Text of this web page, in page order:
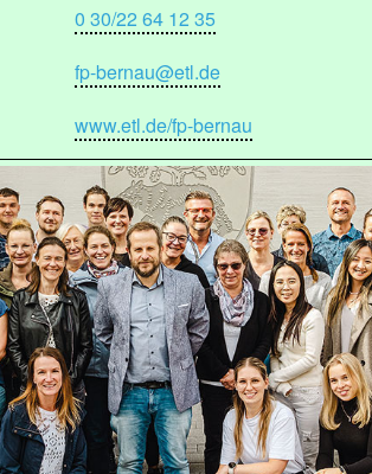
0 30/22 64 12 35
fp-bernau@etl.de
www.etl.de/fp-bernau